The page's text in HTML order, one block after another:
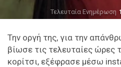
Τελευταία Ενημέρωση
Την οργή της, για την
βίωσε τις τελευταίες ώρες
κορίτσι, εξέφρασε μέσω